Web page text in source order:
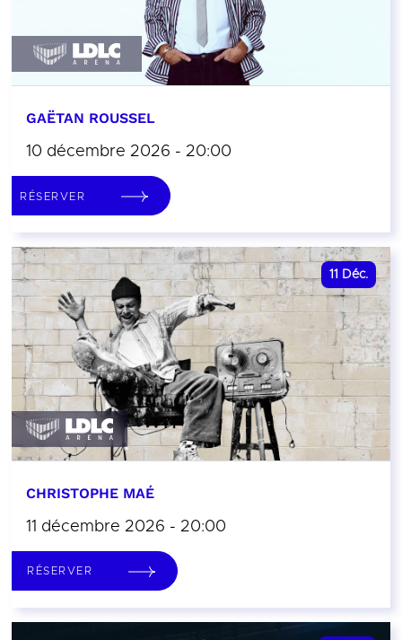
GAËTAN ROUSSEL
10 décembre 2026 - 20:00
RÉSERVER
11 Déc.
CHRISTOPHE MAÉ
11 décembre 2026 - 20:00
RÉSERVER